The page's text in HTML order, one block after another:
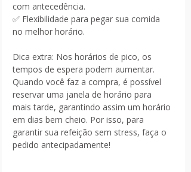
com antecedência.
✅ Flexibilidade para pegar sua comida
no melhor horário.
Dica extra: Nos horários de pico, os
tempos de espera podem aumentar.
Quando você faz a compra, é possível
reservar uma janela de horário para
mais tarde, garantindo assim um horário
em dias bem cheio. Por isso, para
garantir sua refeição sem stress, faça o
pedido antecipadamente!